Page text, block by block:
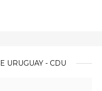
URUGUAY - CDU